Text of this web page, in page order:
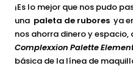
¡Es lo mejor que nos pudo
una paleta de rubores ya
nos ahorra dinero y espacio,
Complexxion Palette
básica de la línea de